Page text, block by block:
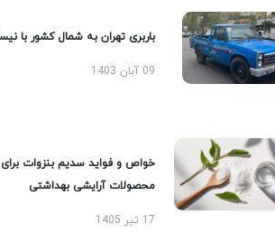
باربری تهران به شمال کشور با
09 آبان 1403
خواص و فواید سدیم بنزوات برای
محصولات آرایشی بهداشتی
17 تیر 1405